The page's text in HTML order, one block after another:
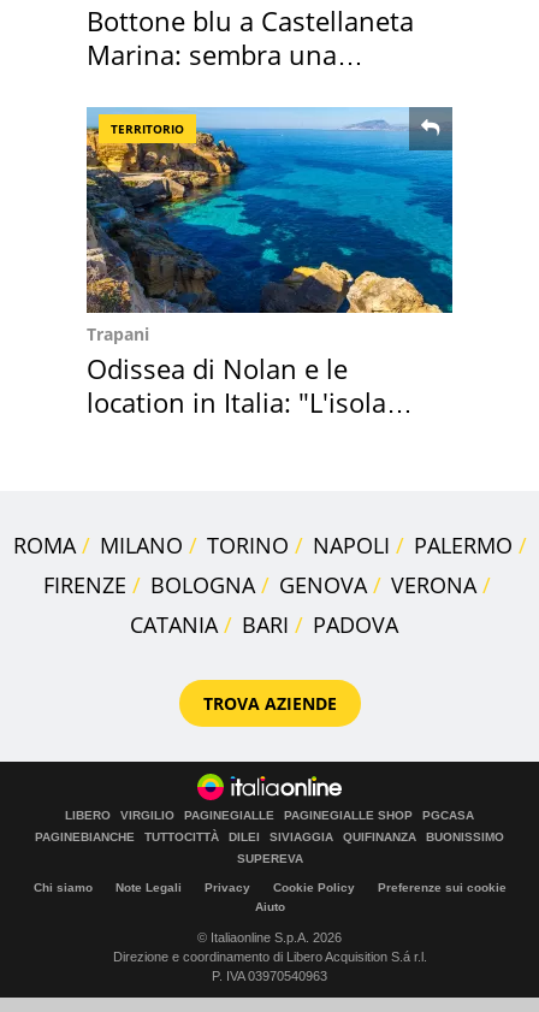
Bottone blu a Castellaneta
Marina: sembra una
TERRITORIO
Trapani
Odissea di Nolan e le
location in Italia: "L'isola
ROMA MILANO TORINO NAPOLI
PALERMO
FIRENZE
BOLOGNA GENOVA
VERONA
CATANIA
BARI PADOVA
TROVA AZIENDE
LIBERO VIRGILIO PAGINEGIALLE PAGINEGIALLE SHOP
PGCASA
PAGINEBIANCHE
TUTTOCITTÀ DILEI SIVIAGGIA QUIFINANZA
BUONISSIMO
SUPEREVA
Chi siamo Note Legali Privacy Cookie Policy
Preferenze sui cookie
Aiuto
© Italiaonline S.p.A. 2026
Direzione e coordinamento di Libero Acquisition S.á r.l.
P. IVA 03970540963